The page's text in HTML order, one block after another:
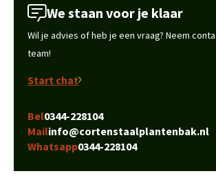
We staan voor je klaar
Wil je advies of heb je een vraag? Neem
team!
Start chat
Bel0344-228104
Mailinfo@cortenstaalplantenbak.nl
Whatsapp0344-228104